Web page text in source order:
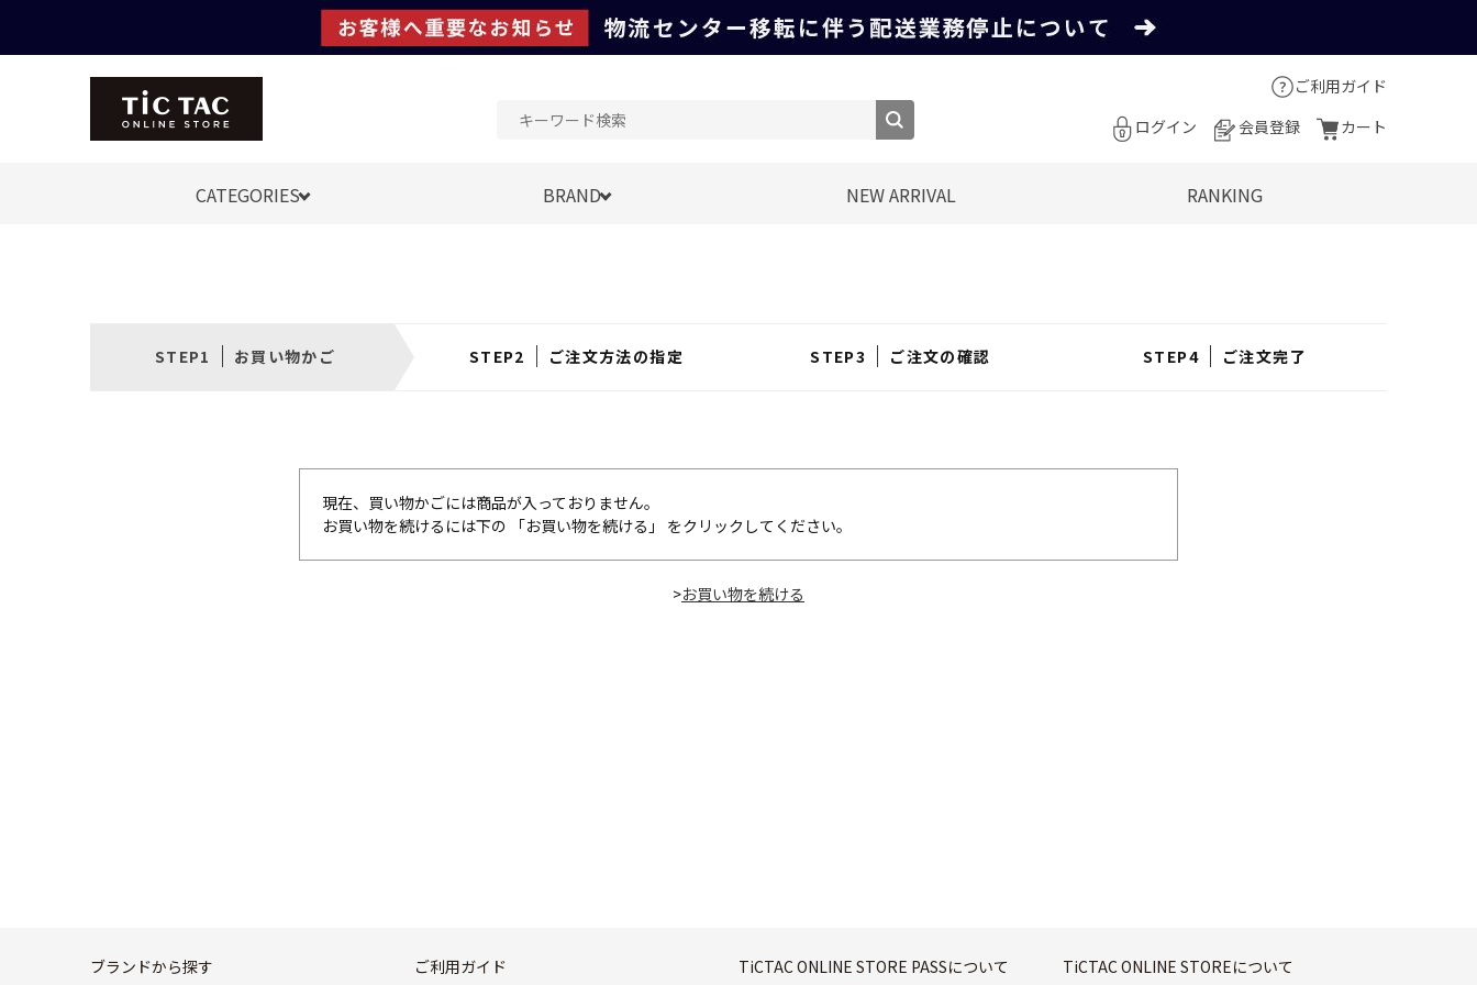
ご利用ガイド
ログイン
会員登録 カート
CATEGORIES BRAND NEW ARRIVAL RANKING
お買い物かご ご注文方法の指定 ご注文の確認 ご注文完了
現在、買い物かごには商品が入っておりません。
お買い物を続けるには下の 「お買い物を続ける」 をクリックしてください。
>
ブランドから探す ご利用ガイド TiCTAC ONLINE STORE PASSについて TiCTAC ONLINE STOREについて